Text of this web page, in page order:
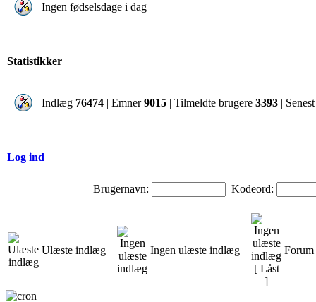
Ingen fødselsdage i dag
Statistikker
Indlæg 76474 | Emner9015 | Tilmeldte brugere 3393 |
Log ind
Brugernavn: Kodeord:
Ulæste indlæg Ingen ulæste indlæg Forum